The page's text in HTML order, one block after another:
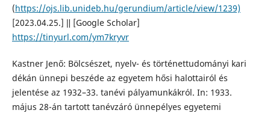
(https://ojs.lib.unideb.hu/gerundium/article/view/1239)
[2023.04.25.] ǁ [Google Scholar]
https://tinyurl.com/ym7kryvr
Kastner Jenő: Bölcsészet, nyelv- és történettudományi kari
dékán ünnepi beszéde az egyetem hősi halottairól és
jelentése az 1932–33. tanévi pályamunkákról. In: 1933.
május 28-án tartott tanévzáró ünnepélyes egyetemi